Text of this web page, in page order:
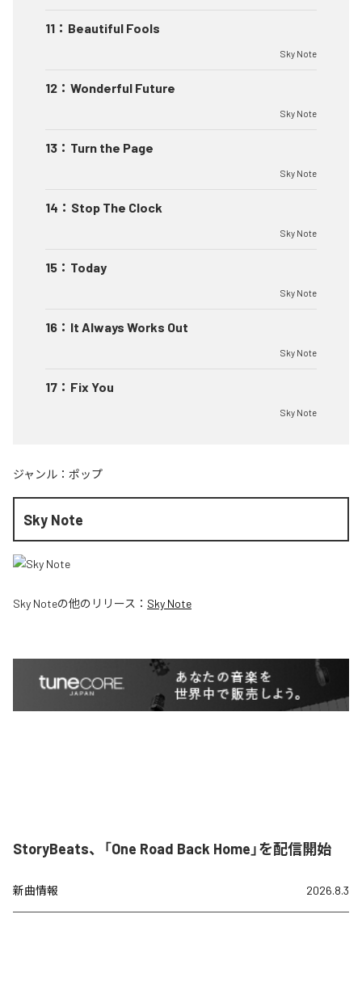
11 ： Beautiful Fools
Sky Note
12 ： Wonderful Future
Sky Note
13 ： Turn the Page
Sky Note
14 ： Stop The Clock
Sky Note
15 ： Today
Sky Note
16 ： It Always Works Out
Sky Note
17 ： Fix You
Sky Note
ジャンル： ポップ
Sky Note
Sky Noteの他のリリース： Sky Note
StoryBeats、「One Road Back Home」を配信開始
新曲情報 2026.8.3